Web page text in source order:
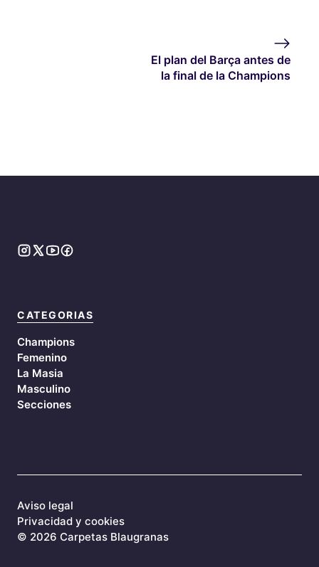
El plan del Barça antes de
la final de la Champions
CATEGORIAS
Champions
Femenino
La Masia
Masculino
Secciones
© 2026 Carpetas Blaugranas
Aviso legal
Privacidad y cookies